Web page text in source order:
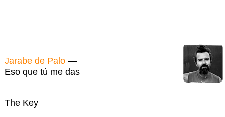
Jarabe de Palo —
Eso que tú me das
The Key